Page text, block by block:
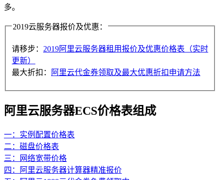
多。
2019云服务器报价及优惠：
请移步： 2019阿里云服务器租用报价及优惠价格表（实时
更新）
最大折扣：
阿里云代金券领取及最大优惠折扣申请方法
阿里云服务器ECS价格表组成
一：实例配置价格表
二：磁盘价格表
三：网络宽带价格
四：阿里云服务器计算器精准报价